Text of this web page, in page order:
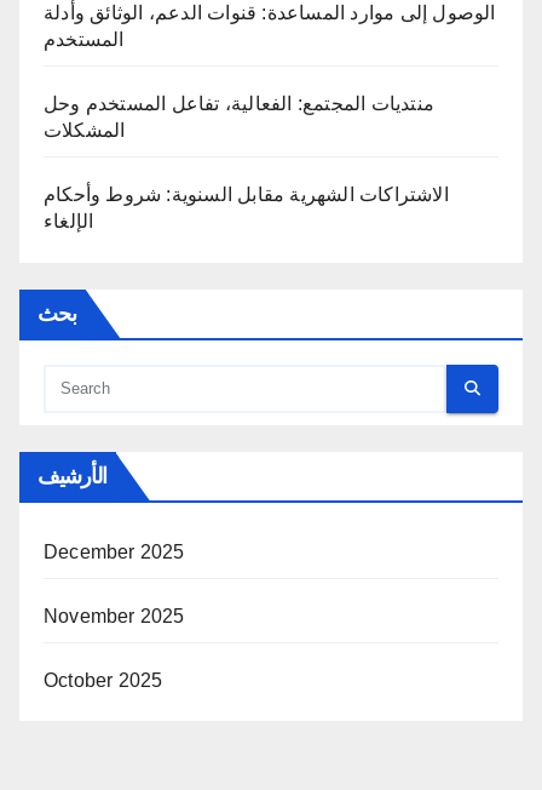
الوصول إلى موارد المساعدة: قنوات الدعم، الوثائق وأدلة
المستخدم
منتديات المجتمع: الفعالية، تفاعل المستخدم وحل
المشكلات
الاشتراكات الشهرية مقابل السنوية: شروط وأحكام
الإلغاء
بحث
الأرشيف
December 2025
November 2025
October 2025